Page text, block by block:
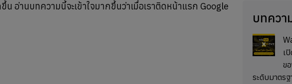
อ่านบทความนี้จะเข้าใจมากขึ้นว่าเมื่อเราติดหน้าแรก Google
บทควา
เ
ข
ระดับมาตรฐ